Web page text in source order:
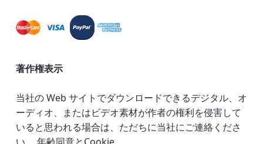
著作権表示
当社の Web サイトでダウンロードできるデジタル、オ
ーディオ、またはビデオ素材が作者の権利を侵害して
いると思われる場合は、ただちに当社にご連絡くださ